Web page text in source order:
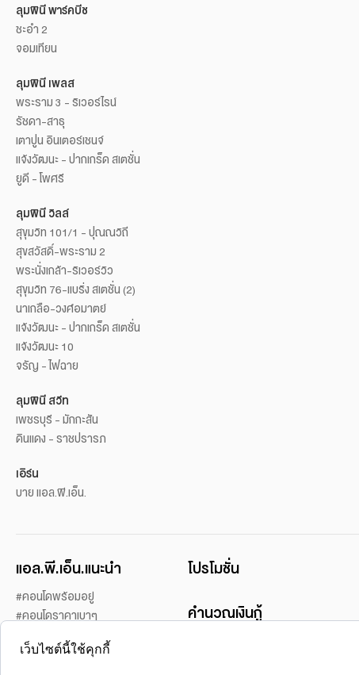
ลุมพินี พาร์คบีช
ชะอำ 2
จอมเทียน
ลุมพินี เพลส
พระราม 3 - ริเวอร์ไรน์
รัชดา-สาธุ
เตาปูน อินเตอร์เชนจ์
แจ้งวัฒนะ - ปากเกร็ด สเตชั่น
ยูดี - โพศรี
ลุมพินี วิลล์
สุขุมวิท 101/1 - ปุณณวิถี
สุขสวัสดิ์-พระราม 2
พระนั่งเกล้า-ริเวอร์วิว
สุขุมวิท 76-แบริ่ง สเตชั่น (2)
นาเกลือ-วงศ์อมาตย์
แจ้งวัฒนะ - ปากเกร็ด สเตชั่น
แจ้งวัฒนะ 10
จรัญ - ไฟฉาย
ลุมพินี สวีท
เพชรบุรี - มักกะสัน
ดินแดง - ราชปรารภ
เอิร์น
บาย แอล.พี.เอ็น.
แอล.พี.เอ็น.แนะนำ
#คอนโดพร้อมอยู่
#คอนโดราคาเบาๆ
#คอนโดเปิดขายใหม่
โปรโมชั่น
คำนวณเงินกู้
เว็บไซต์นี้ใช้คุกกี้